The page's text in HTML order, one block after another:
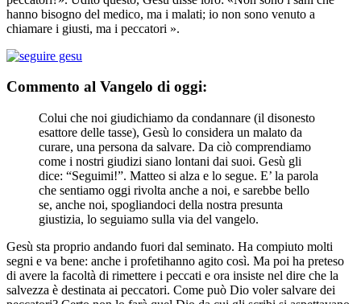
hanno bisogno del medico, ma i malati; io non sono venuto a
chiamare i giusti, ma i peccatori ».
Commento al Vangelo di oggi:
Colui che noi giudichiamo da condannare (il disonesto
esattore delle tasse), Gesù lo considera un malato da
curare, una persona da salvare. Da ciò comprendiamo
come i nostri giudizi siano lontani dai suoi. Gesù gli
dice: “Seguimi!”. Matteo si alza e lo segue. E’ la parola
che sentiamo oggi rivolta anche a noi, e sarebbe bello
se, anche noi, spogliandoci della nostra presunta
giustizia, lo seguiamo sulla via del vangelo.
Gesù sta proprio andando fuori dal seminato. Ha compiuto molti
segni e va bene: anche i profetihanno agito così. Ma poi ha preteso
di avere la facoltà di rimettere i peccati e ora insiste nel dire che la
salvezza è destinata ai peccatori. Come può Dio voler salvare dei